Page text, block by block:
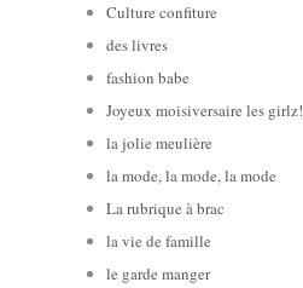
Culture confiture
des livres
fashion babe
Joyeux moisiversaire les girlz!
la jolie meulière
la mode, la mode, la mode
La rubrique à brac
la vie de famille
le garde manger